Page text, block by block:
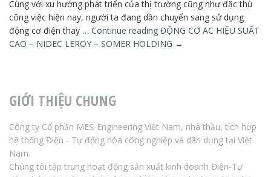
Cùng với xu hướng phát triển của thị trường cũng như đặc thù
công việc hiện nay, người ta đang dần chuyển sang sử dụng
động cơ điện thay … Continue reading ĐỘNG CƠ AC HIỆU SUẤT
CAO – NIDEC LEROY – SOMER HOLDING →
GIỚI THIỆU CHUNG
Công ty Cổ phần MES-Engineering Việt Nam, nhà thầu, tích hợp
hệ thống Điện - Tự động hóa công nghiệp và dân dụng tại Việt
Nam.
Chúng tôi tập trung hoạt động sản xuất kinh doanh Điện-Tự